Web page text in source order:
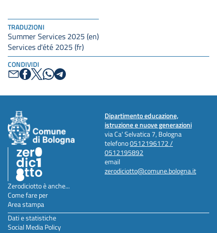
TRADUZIONI
Summer Services 2025 (en)
Services d'été 2025 (fr)
CONDIVIDI
Dipartimento educazione,
istruzione e nuove generazioni
via Ca' Selvatica 7, Bologna
telefono0512196172 /
0512195892
email
zerodiciotto@comune.bologna.it
Zerodiciotto è anche...
Come fare per
Area stampa
Dati e statistiche
Social Media Policy